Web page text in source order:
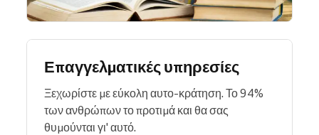
Επαγγελματικές υπηρεσίες
Ξεχωρίστε με εύκολη αυτο-κράτηση. Το 94%
των ανθρώπων το προτιμά και θα σας
θυμούνται γι' αυτό.